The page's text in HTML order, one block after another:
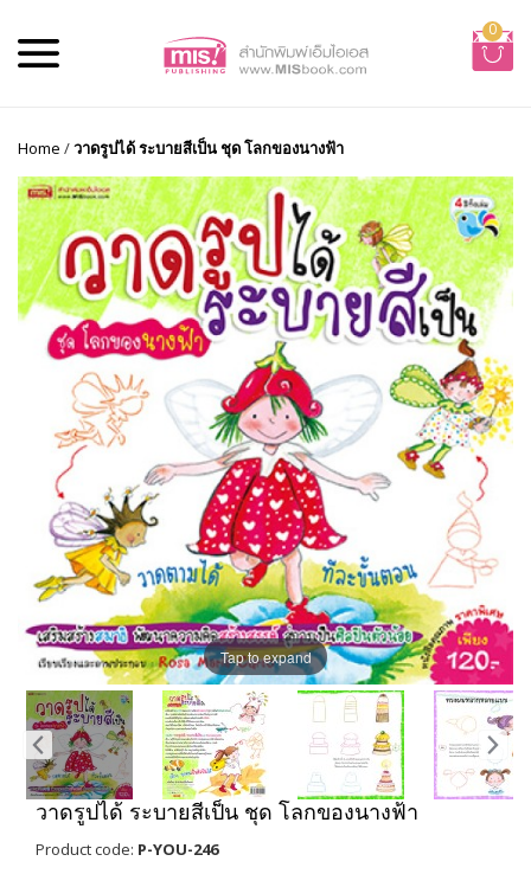
0
Home /วาดรูปได้ ระบายสีเป็น ชุด โลกของนางฟ้า
Tap to expand
วาดรูปได้ ระบายสีเป็น ชุด โลกของนางฟ้า
Product code: P-YOU-246